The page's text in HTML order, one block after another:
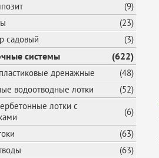
(9)
(23)
садовый
(3)
системы (622)
дренажные
(48)
водоотводные лотки
(52)
лотки с
(6)
(63)
(63)